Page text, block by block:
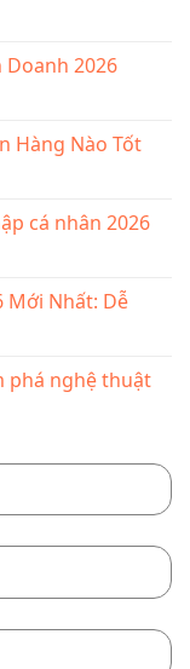
2026
Hàng Nào Tốt
cá nhân 2026
Mới Nhất: Dễ
phá nghệ thuật